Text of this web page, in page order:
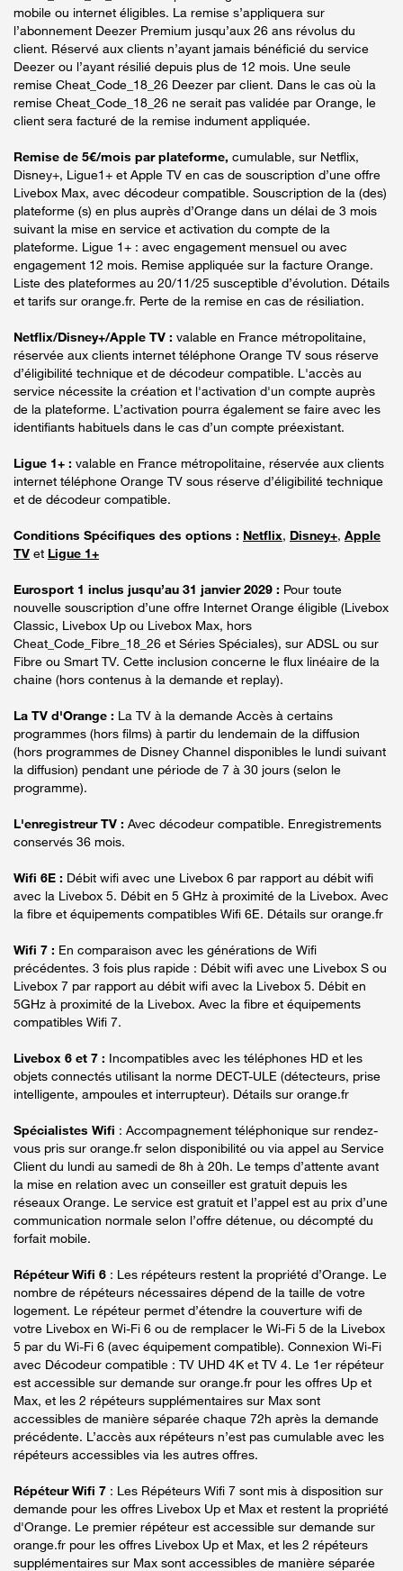
mobile ou internet éligibles. La remise s’appliquera sur
l’abonnement Deezer Premium jusqu’aux 26 ans révolus du
client. Réservé aux clients n’ayant jamais bénéficié du service
Deezer ou l’ayant résilié depuis plus de 12 mois. Une seule
remise Cheat_Code_18_26 Deezer par client. Dans le cas où la
remise Cheat_Code_18_26 ne serait pas validée par Orange, le
client sera facturé de la remise indument appliquée.
Remise de 5€/mois par plateforme, cumulable, sur Netflix,
Disney+, Ligue1+ et Apple TV en cas de souscription d’une offre
Livebox Max, avec décodeur compatible. Souscription de la (des)
plateforme (s) en plus auprès d’Orange dans un délai de 3 mois
suivant la mise en service et activation du compte de la
plateforme. Ligue 1+ : avec engagement mensuel ou avec
engagement 12 mois. Remise appliquée sur la facture Orange.
Liste des plateformes au 20/11/25 susceptible d’évolution. Détails
et tarifs sur orange.fr. Perte de la remise en cas de résiliation.
Netflix/Disney+/Apple TV : valable en France métropolitaine,
réservée aux clients internet téléphone Orange TV sous réserve
d’éligibilité technique et de décodeur compatible. L'accès au
service nécessite la création et l'activation d'un compte auprès
de la plateforme. L’activation pourra également se faire avec les
identifiants habituels dans le cas d’un compte préexistant.
Ligue 1+ : valable en France métropolitaine, réservée aux clients
internet téléphone Orange TV sous réserve d’éligibilité technique
et de décodeur compatible.
Conditions Spécifiques des options : Netflix, Disney+, Apple
TV et Ligue 1+
Eurosport 1 inclus jusqu’au 31 janvier 2029 : Pour toute
nouvelle souscription d’une offre Internet Orange éligible (Livebox
Classic, Livebox Up ou Livebox Max, hors
Cheat_Code_Fibre_18_26 et Séries Spéciales), sur ADSL ou sur
Fibre ou Smart TV. Cette inclusion concerne le flux linéaire de la
chaine (hors contenus à la demande et replay).
La TV d'Orange : La TV à la demande Accès à certains
programmes (hors films) à partir du lendemain de la diffusion
(hors programmes de Disney Channel disponibles le lundi suivant
la diffusion) pendant une période de 7 à 30 jours (selon le
programme).
L'enregistreur TV : Avec décodeur compatible. Enregistrements
conservés 36 mois.
Wifi 6E : Débit wifi avec une Livebox 6 par rapport au débit wifi
avec la Livebox 5. Débit en 5 GHz à proximité de la Livebox. Avec
la fibre et équipements compatibles Wifi 6E. Détails sur orange.fr
Wifi 7 : En comparaison avec les générations de Wifi
précédentes. 3 fois plus rapide : Débit wifi avec une Livebox S ou
Livebox 7 par rapport au débit wifi avec la Livebox 5. Débit en
5GHz à proximité de la Livebox. Avec la fibre et équipements
compatibles Wifi 7.
Livebox 6 et 7 : Incompatibles avec les téléphones HD et les
objets connectés utilisant la norme DECT-ULE (détecteurs, prise
intelligente, ampoules et interrupteur). Détails sur orange.fr
Spécialistes Wifi : Accompagnement téléphonique sur rendez-
vous pris sur orange.fr selon disponibilité ou via appel au Service
Client du lundi au samedi de 8h à 20h. Le temps d’attente avant
la mise en relation avec un conseiller est gratuit depuis les
réseaux Orange. Le service est gratuit et l’appel est au prix d’une
communication normale selon l’offre détenue, ou décompté du
forfait mobile.
Répéteur Wifi 6 : Les répéteurs restent la propriété d’Orange. Le
nombre de répéteurs nécessaires dépend de la taille de votre
logement. Le répéteur permet d’étendre la couverture wifi de
votre Livebox en Wi-Fi 6 ou de remplacer le Wi-Fi 5 de la Livebox
5 par du Wi-Fi 6 (avec équipement compatible). Connexion Wi-Fi
avec Décodeur compatible : TV UHD 4K et TV 4. Le 1er répéteur
est accessible sur demande sur orange.fr pour les offres Up et
Max, et les 2 répéteurs supplémentaires sur Max sont
accessibles de manière séparée chaque 72h après la demande
précédente. L’accès aux répéteurs n’est pas cumulable avec les
répéteurs accessibles via les autres offres.
Répéteur Wifi 7 : Les Répéteurs Wifi 7 sont mis à disposition sur
demande pour les offres Livebox Up et Max et restent la propriété
d'Orange. Le premier répéteur est accessible sur demande sur
orange.fr pour les offres Livebox Up et Max, et les 2 répéteurs
supplémentaires sur Max sont accessibles de manière séparée